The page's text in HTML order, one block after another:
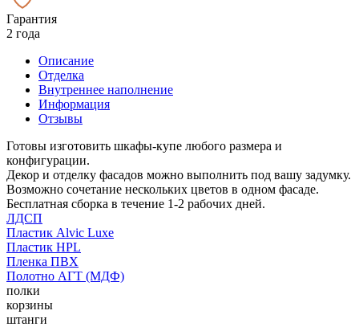
Гарантия
2 года
Описание
Отделка
Внутреннее наполнение
Информация
Отзывы
Готовы изготовить шкафы-купе любого размера и
конфигурации.
Декор и отделку фасадов можно выполнить под вашу задумку.
Возможно сочетание нескольких цветов в одном фасаде.
Бесплатная сборка в течение 1-2 рабочих дней.
ЛДСП
Пластик Alvic Luxe
Пластик HPL
Пленка ПВХ
Полотно АГТ (МДФ)
полки
корзины
штанги